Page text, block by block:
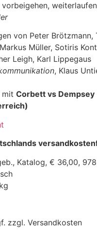
von Peter Brötzmann,
Müller, Sotiris
Leigh, Karl Lippegaus
, Klaus
mit Corbett vs Dempsey
Katalog, € 36,00,
zzgl. Versandkosten